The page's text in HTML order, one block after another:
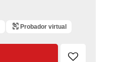
Probador virtual